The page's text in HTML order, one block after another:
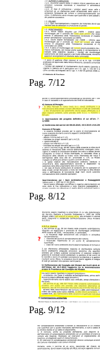
Pag. 7/12
Pag. 8/12
Pag. 9/12